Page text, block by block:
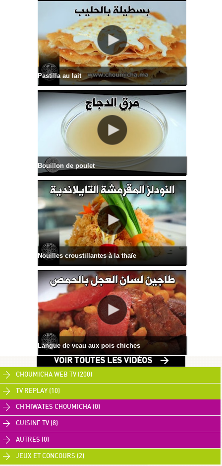
Pastilla au lait
Bouillon de poulet
Nouilles croustillantes à la thaïe
Langue de veau aux pois chiches
VOIR TOUTES LES VIDÉOS >
CHOUMICHA WEB TV (200)
TV REPLAY (10)
CH’HIWATES CHOUMICHA (0)
CUISINE TV (8)
AUTRES (0)
JEUX ET CONCOURS (2)